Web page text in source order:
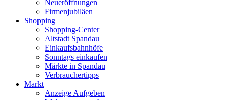
Neueröffnungen
Firmenjubiläen
Shopping
Shopping-Center
Altstadt Spandau
Einkaufsbahnhöfe
Sonntags einkaufen
Märkte in Spandau
Verbrauchertipps
Markt
Anzeige Aufgeben